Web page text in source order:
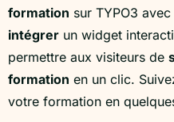
formation sur TYPO3
intégrer un widget
permettre aux visiteurs de
formation en un clic.
votre formation en